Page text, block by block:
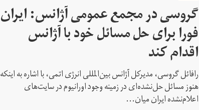
گروسی در مجمع عمومی آژانس: ایران
فورا برای حل مسائل خود با آژانس
اقدام کند
رافائل گروسی، مدیرکل آژانس بین‌المللی انرژی اتمی، با اشاره به اینکه
هنوز مسائل حل‌نشده‌ای در زمینه وجود اورانیوم در سایت‌های
اعلام‌نشده ایران میان...